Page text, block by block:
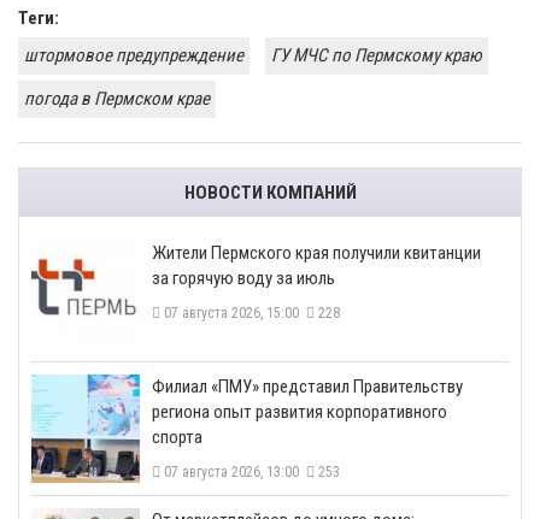
Теги:
штормовое предупреждение
ГУ МЧС по Пермскому краю
погода в Пермском крае
НОВОСТИ КОМПАНИЙ
​Жители Пермского края получили квитанции
за горячую воду за июль
07 августа 2026, 15:00 228
​Филиал «ПМУ» представил Правительству
региона опыт развития корпоративного
спорта
07 августа 2026, 13:00 253